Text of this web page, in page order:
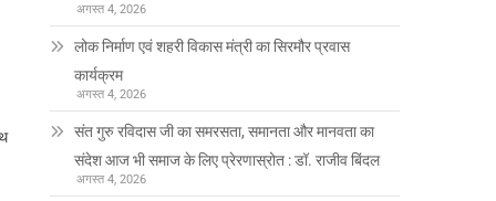
अगस्त 4, 2026
लोक निर्माण एवं शहरी विकास मंत्री का सिरमौर प्रवास
कार्यक्रम
अगस्त 4, 2026
संत गुरु रविदास जी का समरसता, समानता और मानवता का
संदेश आज भी समाज के लिए प्रेरणास्रोत : डॉ. राजीव बिंदल
अगस्त 4, 2026